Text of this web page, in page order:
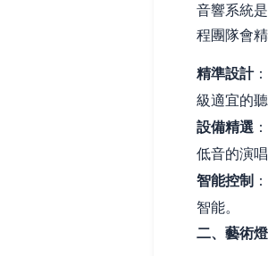
音響系統
程團隊會
精準設計
級適宜的
設備精選
低音的演
智能控制
智能。
二、藝術